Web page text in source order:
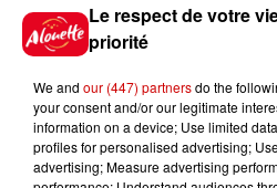
Aide
rouleurs" :
Le respect de votre
priorité
We and our (447) partnersdo the
your consent and/or our legitimate
information on a device; Use limited
profiles for personalised advertising;
advertising; Measure advertising